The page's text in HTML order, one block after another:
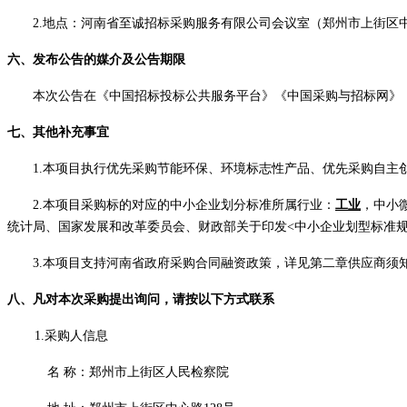
2.地点：河南省至诚招标采购服务有限公司会议室（郑州市上街区
六、发布公告的媒介及公告期限
本次公告在《中国招标投标公共服务平台》《中国采购与招标网
七、其他补充事宜
1.本项目执行优先采购节能环保、环境标志性产品、优先采购自
2.本项目采购标的对应的中小企业划分标准所属行业： 工业 ，中小
统计局、国家发展和改革委员会、财政部关于印发<中小企业划型标准
3.本项目支持河南省政府采购合同融资政策，详见第二章供应商
八、凡对本次采购提出询问，请按以下方式联系
1.采购人信息
名 称： 郑州市上街区人民检察院